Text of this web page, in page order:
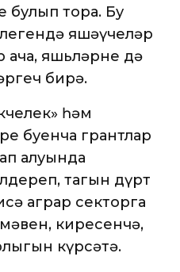
булып тора. Бу
яшәүчеләр
ача, яшьләрне дә
бирә.
һәм
буенча грантлар
алуында
тагын дүрт
аграр секторга
киресенчә,
күрсәтә.